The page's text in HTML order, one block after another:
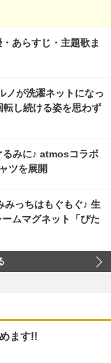
あらすじ・主題歌ま
ノが洗濯ネットになっ
し続ける姿を思わず
るみに♪ atmosコラボ
ツを展開
みっちはもぐもぐ♪ 生
ムマグネット「ぴた
ます!!